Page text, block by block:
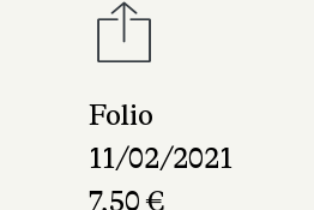
Folio
11/02/2021
7,50 €